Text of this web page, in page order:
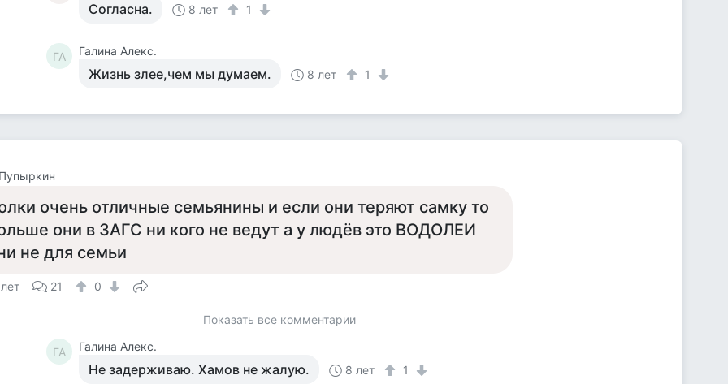
Согласна. 8 лет 1
ГА Галина Алекс.
Жизнь злее,чем мы думаем. 8 лет 1
очень отличные семьянины и если они теряют самку то
они в ЗАГС ни кого не ведут а у людёв это ВОДОЛЕИ
не для семьи
21 0
Показать все комментарии
ГА Галина Алекс.
Не задерживаю. Хамов не жалую. 8 лет 1